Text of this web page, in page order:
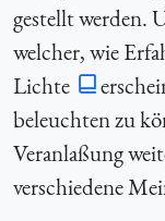
gestellt werden.
welcher, wie
Lichte
beleuchten zu
Veranlaßung
verschiedene